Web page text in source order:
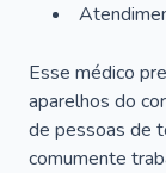
Esse médico
aparelhos do
de pessoas de
comumente